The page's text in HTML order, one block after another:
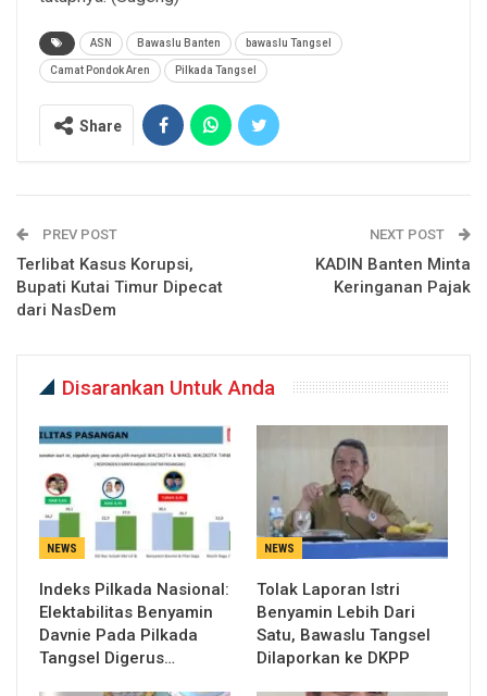
ASN Bawaslu Banten bawaslu Tangsel
Camat Pondok Aren Pilkada Tangsel
Share
PREV POST
Terlibat Kasus Korupsi,
Bupati Kutai Timur Dipecat
dari NasDem
NEXT POST
KADIN Banten Minta
Keringanan Pajak
Disarankan Untuk Anda
NEWS
Indeks Pilkada Nasional:
Elektabilitas Benyamin
Davnie Pada Pilkada
Tangsel Digerus…
NEWS
Tolak Laporan Istri
Benyamin Lebih Dari
Satu, Bawaslu Tangsel
Dilaporkan ke DKPP